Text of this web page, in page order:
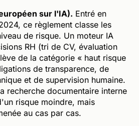
sur l'IA). Entré en
ce règlement classe les
de risque. Un moteur IA
RH (tri de CV, évaluation
de la catégorie « haut risque
de transparence, de
et de supervision humaine.
recherche documentaire interne
risque moindre, mais
au cas par cas.